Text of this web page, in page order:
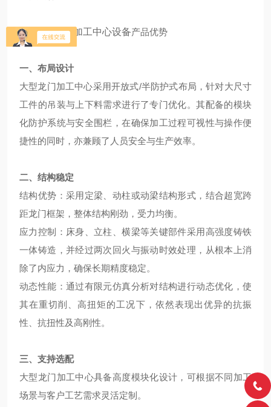
大型龙门cnc加工中心设备产品优势
一、布局设计
大型龙门加工中心采用开放式/半防护式布局，针对大尺寸
工件的吊装与上下料需求进行了专门优化。其配备的模块
化防护系统与安全围栏，在确保加工过程可视性与操作便
捷性的同时，亦兼顾了人员安全与生产效率。
二、结构稳定
结构优势：采用定梁、动柱或动梁结构形式，结合超宽跨
距龙门框架，整体结构刚劲，受力均衡。
应力控制：床身、立柱、横梁等关键部件采用高强度铸铁
一体铸造，并经过两次回火与振动时效处理，从根本上消
除了内应力，确保长期精度稳定。
动态性能：通过有限元仿真分析对结构进行动态优化，使
其在重切削、高扭矩的工况下，依然表现出优异的抗振
性、抗扭性及高刚性。
三、支持选配
大型龙门加工中心具备高度模块化设计，可根据不同加工
场景与客户工艺需求灵活定制。